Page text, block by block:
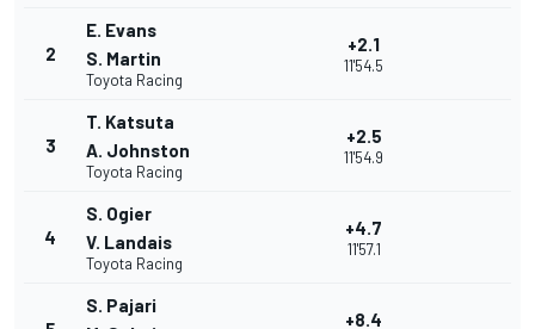
2
E. Evans
S. Martin
Toyota Racing
+2.1
11'54.5
3
T. Katsuta
A. Johnston
Toyota Racing
+2.5
11'54.9
4
S. Ogier
V. Landais
Toyota Racing
+4.7
11'57.1
S. Pajari
+8.4